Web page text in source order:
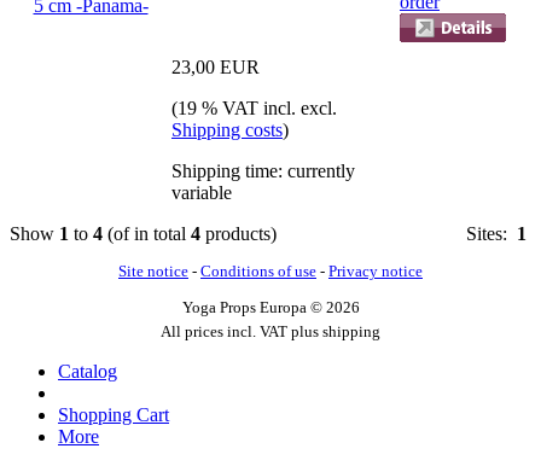
23,00 EUR
(19 % VAT incl. excl.
Shipping costs)
Shipping time: currently
variable
Show 1 to 4 (of in total 4 products) Sites: 1
Site notice - Conditions of use - Privacy notice
Yoga Props Europa © 2026
All prices incl. VAT plus shipping
Catalog
Shopping Cart
More